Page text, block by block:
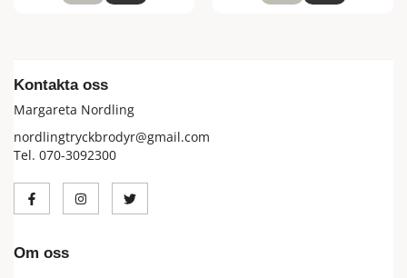
Kontakta oss
Margareta Nordling
nordlingtryckbrodyr@gmail.com
Tel. 070-3092300
Om oss